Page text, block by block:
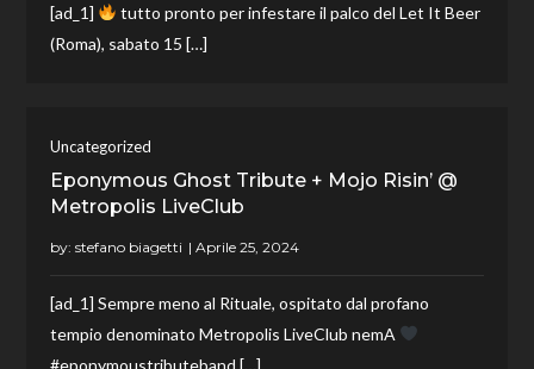
[ad_1]
tutto pronto per infestare il palco del Let It Beer
(Roma), sabato 15 […]
Uncategorized
Eponymous Ghost Tribute + Mojo Risin’ @
Metropolis LiveClub
by:stefano biagetti
[ad_1] Sempre meno al Rituale, ospitato dal profano
tempio denominato Metropolis LiveClub nemA
#eponymoustributeband […]